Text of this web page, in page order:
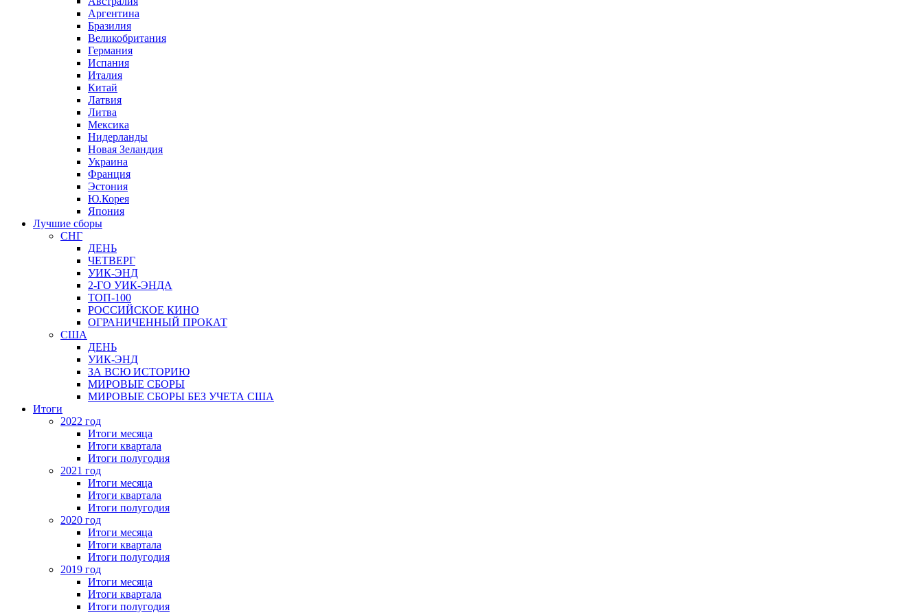
Аргентина
Бразилия
Великобритания
Германия
Испания
Италия
Китай
Латвия
Литва
Мексика
Нидерланды
Новая Зеландия
Украина
Франция
Эстония
Ю.Корея
Япония
Лучшие сборы
СНГ
ДЕНЬ
ЧЕТВЕРГ
УИК-ЭНД
2-ГО УИК-ЭНДА
ТОП-100
РОССИЙСКОЕ КИНО
ОГРАНИЧЕННЫЙ ПРОКАТ
США
ДЕНЬ
УИК-ЭНД
ЗА ВСЮ ИСТОРИЮ
МИРОВЫЕ СБОРЫ
МИРОВЫЕ СБОРЫ БЕЗ УЧЕТА США
Итоги
2022 год
Итоги месяца
Итоги квартала
Итоги полугодия
2021 год
Итоги месяца
Итоги квартала
Итоги полугодия
2020 год
Итоги месяца
Итоги квартала
Итоги полугодия
2019 год
Итоги месяца
Итоги квартала
Итоги полугодия